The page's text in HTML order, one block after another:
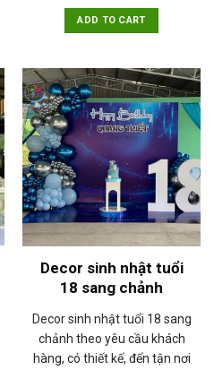
ADD TO CART
Decor sinh nhật tuổi
18 sang chảnh
Decor sinh nhật tuổi 18 sang
chảnh theo yêu cầu khách
hàng, có thiết kế, đến tận nơi